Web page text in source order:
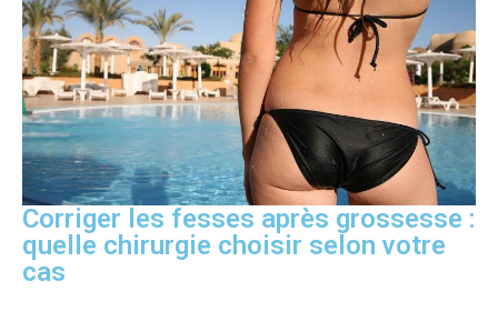
Corriger les fesses après grossesse :
quelle chirurgie choisir selon votre
cas